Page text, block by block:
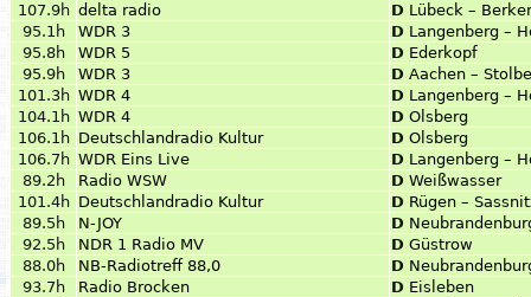
107.9h delta radio D Lübeck –
95.1h
WDR 3 D Langenberg –
95.8h
WDR 5 D Ederkopf
95.9h
WDR 3 D Aachen –
101.3h WDR 4 D Langenberg –
104.1h WDR 4 D Olsberg
106.1h Deutschlandradio Kultur D Olsberg
106.7h WDR Eins Live D Langenberg –
89.2h
Radio WSW D Weißwasser
101.4h Deutschlandradio Kultur D Rügen –
89.5h
N-JOY D
92.5h
NDR 1 Radio MV D Güstrow
88.0h
NB-Radiotreff 88,0 D
93.7h
Radio Brocken D Eisleben